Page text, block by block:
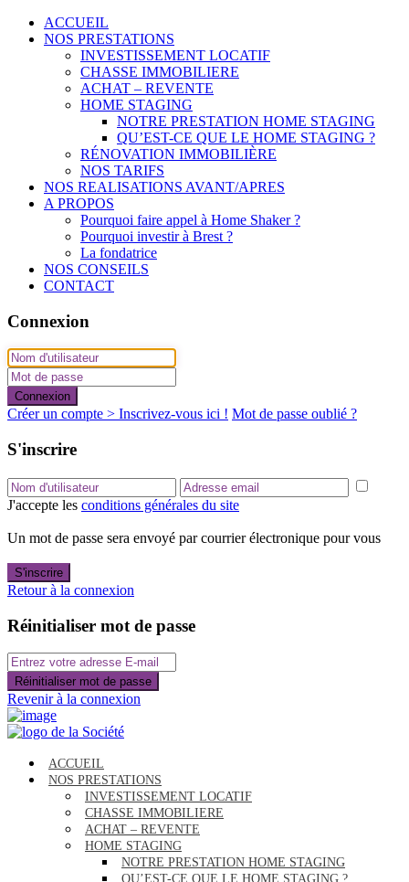
ACCUEIL
NOS PRESTATIONS
INVESTISSEMENT LOCATIF
CHASSE IMMOBILIERE
ACHAT – REVENTE
HOME STAGING
NOTRE PRESTATION HOME STAGING
QU’EST-CE QUE LE HOME STAGING ?
RÉNOVATION IMMOBILIÈRE
NOS TARIFS
NOS REALISATIONS AVANT/APRES
A PROPOS
Pourquoi faire appel à Home Shaker ?
Pourquoi investir à Brest ?
La fondatrice
NOS CONSEILS
CONTACT
Connexion
Connexion
Créer un compte > Inscrivez-vous ici ! Mot de passe oublié ?
S'inscrire
J'accepte les conditions générales du site
Un mot de passe sera envoyé par courrier électronique pour vous
S'inscrire
Retour à la connexion
Réinitialiser mot de passe
Réinitialiser mot de passe
Revenir à la connexion
ACCUEIL
NOS PRESTATIONS
INVESTISSEMENT LOCATIF
CHASSE IMMOBILIERE
ACHAT – REVENTE
HOME STAGING
NOTRE PRESTATION HOME STAGING
QU’EST-CE QUE LE HOME STAGING ?